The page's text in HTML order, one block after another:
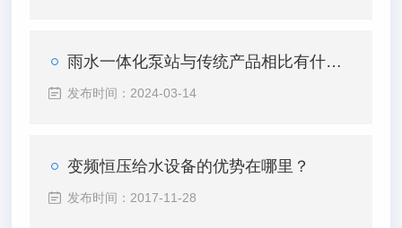
雨水一体化泵站与传统产品相比有什么优势
发布时间：2024-03-14
变频恒压给水设备的优势在哪里？
发布时间：2017-11-28